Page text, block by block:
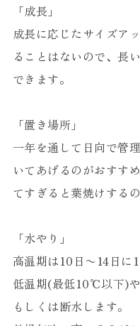
「成長」
成長に応じたサイズア
ることはないので、長
できます。
「置き場所」
一年を通して日向で管
いてあげるのがおすす
てすぎると葉焼けする
「水やり」
高温期は10日〜14日に1
低温期(最低10℃以下)や
もしくは断水します。